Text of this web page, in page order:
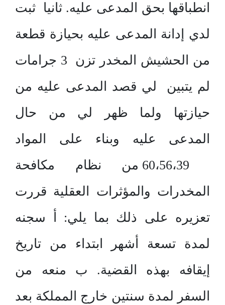
انطباقها بحق المدعى عليه. ثانيا ثبت
لدي إدانة المدعى عليه بحيازة قطعة
من الحشيش المخدر تزن 3 جرامات
لم يتبين لي قصد المدعى عليه من
حيازتها ولما ظهر لي من حال
المدعى عليه وبناء على المواد
60،56،39 من نظام مكافحة
المخدرات والمؤثرات العقلية قررت
تعزيره على ذلك بما يلي: أ سجنه
لمدة تسعة أشهر ابتداء من تاريخ
إيقافه بهذه القضية. ب منعه من
السفر لمدة سنتين خارج المملكة بعد